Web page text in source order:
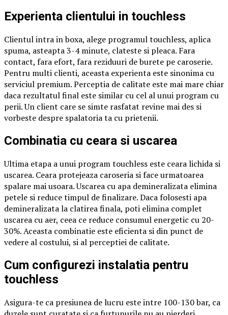
Experienta clientului in touchless
Clientul intra in boxa, alege programul touchless, aplica
spuma, asteapta 3-4 minute, clateste si pleaca. Fara
contact, fara efort, fara reziduuri de burete pe caroserie.
Pentru multi clienti, aceasta experienta este sinonima cu
serviciul premium. Perceptia de calitate este mai mare chiar
daca rezultatul final este similar cu cel al unui program cu
perii. Un client care se simte rasfatat revine mai des si
vorbeste despre spalatoria ta cu prietenii.
Combinatia cu ceara si uscarea
Ultima etapa a unui program touchless este ceara lichida si
uscarea. Ceara protejeaza caroseria si face urmatoarea
spalare mai usoara. Uscarea cu apa demineralizata elimina
petele si reduce timpul de finalizare. Daca folosesti apa
demineralizata la clatirea finala, poti elimina complet
uscarea cu aer, ceea ce reduce consumul energetic cu 20-
30%. Aceasta combinatie este eficienta si din punct de
vedere al costului, si al perceptiei de calitate.
Cum configurezi instalatia pentru
touchless
Asigura-te ca presiunea de lucru este intre 100-130 bar, ca